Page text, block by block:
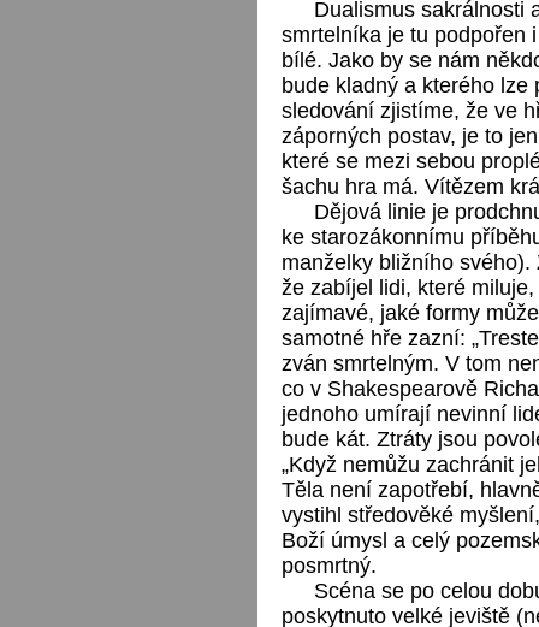
Dualismus sakrálnosti
smrtelníka je tu podpořen
bílé. Jako by se nám
bude kladný a kterého
sledování zjistíme, že ve
záporných postav, je to
které se mezi sebou
šachu hra má. Vítězem
Dějová linie je
ke starozákonnímu
manželky bližního
že zabíjel lidi, které
zajímavé, jaké formy
samotné hře zazní:
zván smrtelným. V tom
co v Shakespearově
jednoho umírají nevinní
bude kát. Ztráty jsou
„Když nemůžu zachránit
Těla není zapotřebí,
vystihl středověké
Boží úmysl a celý
posmrtný.
Scéna se po celou
poskytnuto velké jeviště